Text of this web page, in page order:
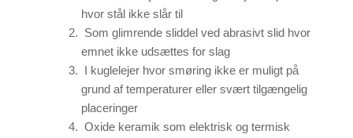
hvor stål ikke slår til
Som glimrende sliddel ved abrasivt slid hvor
emnet ikke udsættes for slag
I kuglelejer hvor smøring ikke er muligt på
grund af temperaturer eller svært tilgængelig
placeringer
Oxide keramik som elektrisk og termisk